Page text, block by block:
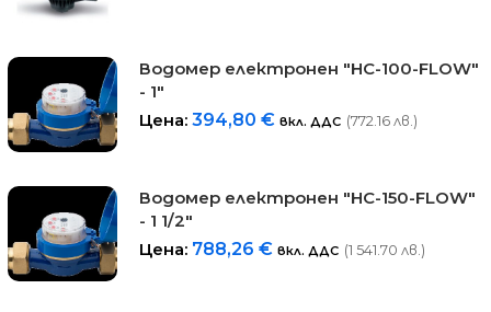
Водомер електронен "HC-100-FLOW"
- 1"
Цена:394,80€ вкл. ДДС (772.16 лв.)
Водомер електронен "HC-150-FLOW"
- 1 1/2"
Цена: 788,26€ вкл. ДДС (1 541.70 лв.)